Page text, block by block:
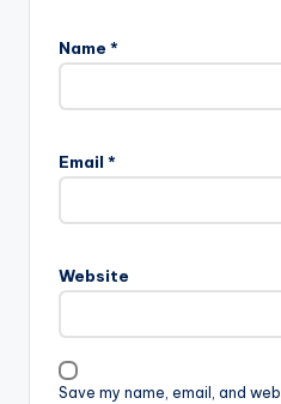
Name *
Email *
Website
Save my name, email, and